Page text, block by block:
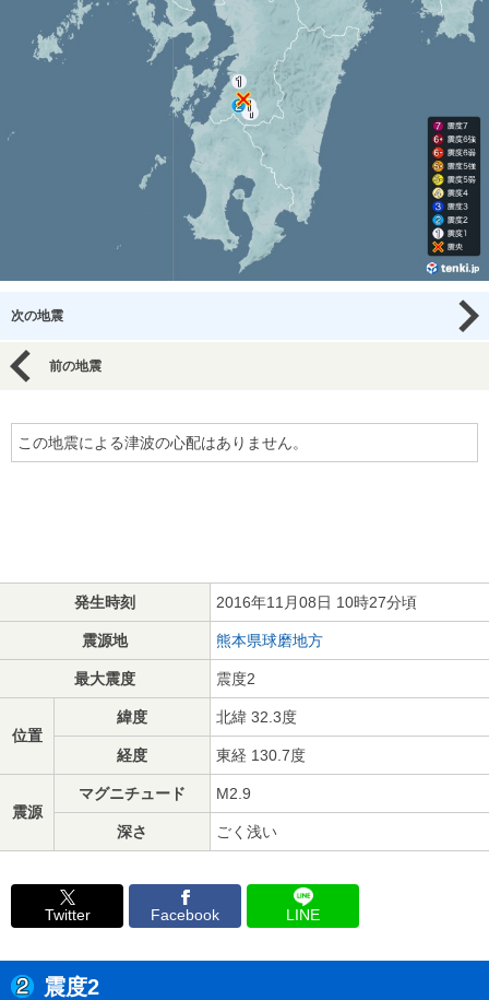
次の地震
前の地震
この地震による津波の心配はありません。
発生時刻 2016年11月08日 10時27分頃
震源地 熊本県球磨地方
最大震度 震度2
位置
緯度 北緯 32.3度
経度 東経 130.7度
震源
マグニチュード M2.9
深さ ごく浅い
Twitter Facebook LINE
震度2